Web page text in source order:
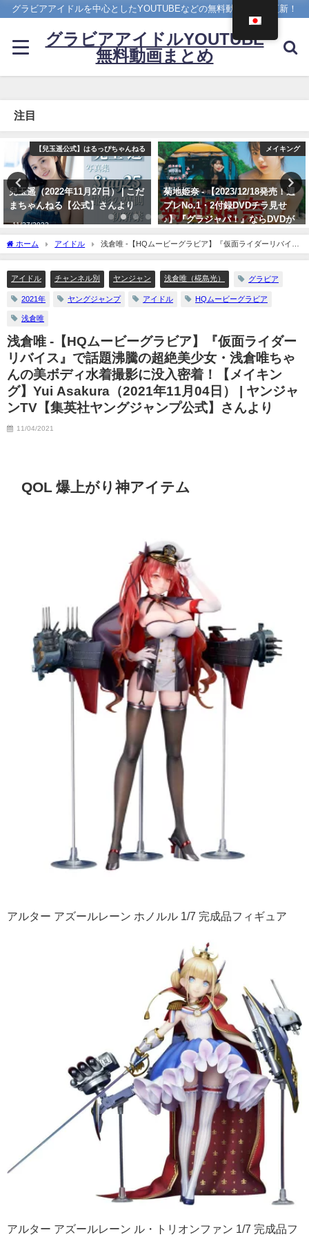
グラビアアイドルを中心としたYOUTUBEなどの無料動画を日々更新！
グラビアアイドルYOUTUBE
無料動画まとめ
注目
メイキング
菊地姫奈 - 【2023/12/18発売！週
プレNo.1・2付録DVDチラ見せ
♪】『グラジャパ！』ならDVDが
視聴できる♪ #菊地姫奈 Hina
Kikuchi（2023年12月15日） | 週
プレChannel【集英社 週刊プレイ
ボーイ公式】さんより
ヤンジャン
雪平莉左 -【4Kムービーグラビ
ア】２週連続表紙！令和最高の美
ボディ・雪平莉左ちゃんが"微笑
みの国"タイで魅せる女神の微笑
み！カラフルでビビッドな水着撮
影に最高画質で没入密着！【メイ
キング】（2023年07月06日） | ヤ
ンジャンTV【集英社ヤングジャ
ンプ公式】さんより
ホーム アイドル
浅倉唯 -【HQムービーグラビア】『仮面ライダーリバイ
ス』で話題沸騰の超絶美少女・浅倉唯ちゃんの美ボディ水着撮影に没入密着！【メイ
式】さんより
アイドル チャンネル別 ヤンジャン 浅倉唯（椛島光） グラビア
2021年 ヤングジャンプ アイドル HQムービーグラビア
浅倉唯
浅倉唯 -【HQムービーグラビア】『仮面ライダー
リバイス』で話題沸騰の超絶美少女・浅倉唯ちゃ
んの美ボディ水着撮影に没入密着！【メイキン
グ】Yui Asakura（2021年11月04日） | ヤンジャ
ンTV【集英社ヤングジャンプ公式】さんより
11/04/2021
QOL 爆上がり神アイテム
アルター アズールレーン ホノルル 1/7 完成品フィギュア
アルター アズールレーン ル・トリオンファン 1/7 完成品フ